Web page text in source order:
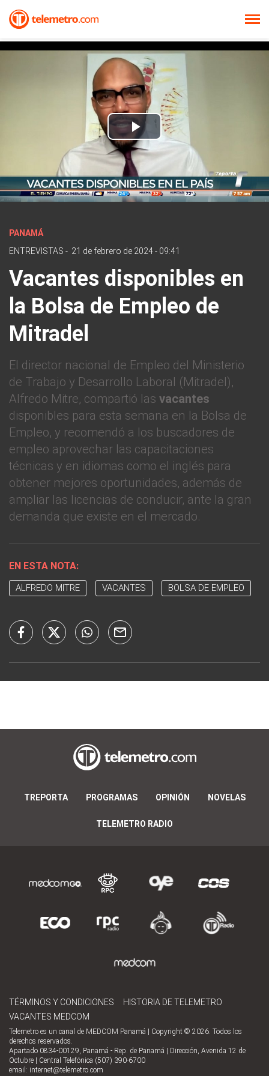
Play
Video
PANAMÁ
ENTREVISTAS - 21 de febrero de 2024 - 09:41
Vacantes disponibles en
la Bolsa de Empleo de
Mitradel
El director nacional de Empleo del Ministerio
de Trabajo y Desarrollo Laboral (Mitradel),
Alfredo Mitre, compartió las vacantes
disponibles para esta semana en la Bolsa de
Empleo, y recomendó a los buscadores de
empleo aprovechar las capacitaciones
técnicas y en idiomas como el inglés para
obtener mejores oportunidades, además de
ampliar las licencias de conducir, ante la gran
demanda que existe en el mercado.
EN ESTA NOTA:
ALFREDO MITRE VACANTES BOLSA DE EMPLEO
TREPORTA PROGRAMAS OPINIÓN NOVELAS
TELEMETRO RADIO
TÉRMINOS Y CONDICIONES
HISTORIA DE TELEMETRO
VACANTES MEDCOM
Telemetro es un canal de MEDCOM Panamá | Copyright © 2026. Todos los
derechos reservados.
Apartado 0834-00129, Panamá - Rep. de Panamá | Dirección, Avenida 12 de
Octubre | Central Telefónica (507) 390-6700
email: internet@telemetro.com